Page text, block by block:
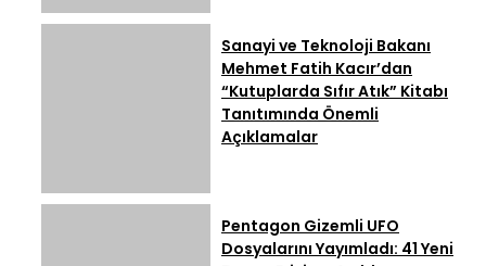
Sanayi ve Teknoloji Bakanı
Mehmet Fatih Kacır’dan
“Kutuplarda Sıfır Atık” Kitabı
Tanıtımında Önemli
Açıklamalar
Pentagon Gizemli UFO
Dosyalarını Yayımladı: 41 Yeni